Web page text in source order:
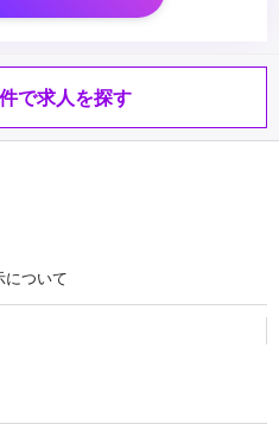
で求人を探す
について